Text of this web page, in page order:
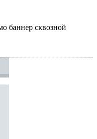
баннер сквозной